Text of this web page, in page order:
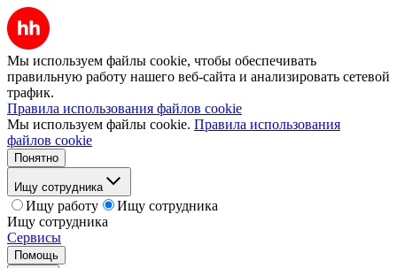
Мы используем файлы cookie, чтобы обеспечивать
правильную работу нашего веб-сайта и анализировать сетевой
трафик.
Правила использования файлов cookie
Мы используем файлы cookie. Правила использования
файлов cookie
Понятно
Ищу сотрудника
Ищу работу
Ищу сотрудника
Ищу сотрудника
Сервисы
Помощь